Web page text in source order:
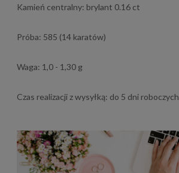
Kamień centralny: brylant 0.16 ct
Próba: 585 (14 karatów)
Waga: 1,0 - 1,30 g
Czas realizacji z wysyłką: do 5 dni roboczych